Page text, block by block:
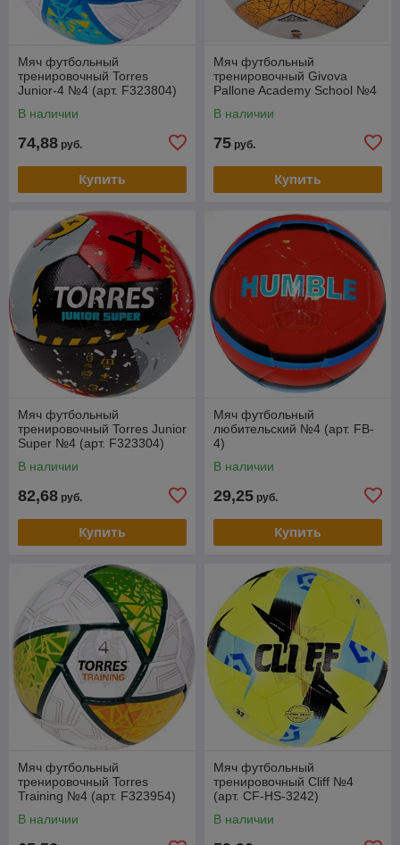
Мяч футбольный
тренировочный Torres
Junior-4 №4 (арт. F323804)
В наличии
74,88 руб.
Купить
Мяч футбольный
тренировочный Givova
Pallone Academy School №4
В наличии
75 руб.
Купить
Мяч футбольный
тренировочный Torres Junior
Super №4 (арт. F323304)
В наличии
82,68 руб.
Купить
Мяч футбольный
любительский №4 (арт. FB-
4)
В наличии
29,25 руб.
Купить
Мяч футбольный
тренировочный Torres
Training №4 (арт. F323954)
В наличии
Мяч футбольный
тренировочный Cliff №4
(арт. CF-HS-3242)
В наличии